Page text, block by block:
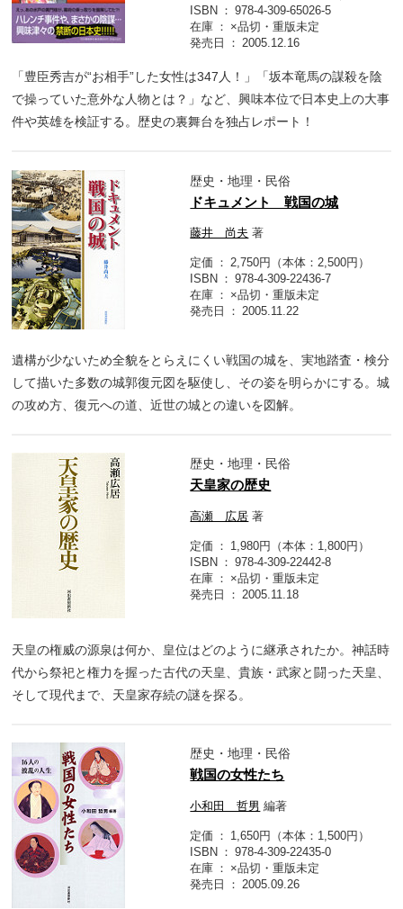
ISBN
978-4-309-65026-5
在庫
×品切・重版未定
発売日
2005.12.16
「豊臣秀吉が“お相手”した女性は347人！」「坂本竜馬の謀殺を陰
で操っていた意外な人物とは？」など、興味本位で日本史上の大事
件や英雄を検証する。歴史の裏舞台を独占レポート！
歴史・地理・民俗
ドキュメント 戦国の城
藤井 尚夫 著
定価
2,750円（本体：2,500円）
ISBN
978-4-309-22436-7
在庫
×品切・重版未定
発売日
2005.11.22
遺構が少ないため全貌をとらえにくい戦国の城を、実地踏査・検分
して描いた多数の城郭復元図を駆使し、その姿を明らかにする。城
の攻め方、復元への道、近世の城との違いを図解。
歴史・地理・民俗
天皇家の歴史
高瀬 広居 著
定価
1,980円（本体：1,800円）
ISBN
978-4-309-22442-8
在庫
×品切・重版未定
発売日
2005.11.18
天皇の権威の源泉は何か、皇位はどのように継承されたか。神話時
代から祭祀と権力を握った古代の天皇、貴族・武家と闘った天皇、
そして現代まで、天皇家存続の謎を探る。
歴史・地理・民俗
戦国の女性たち
小和田 哲男 編著
定価
1,650円（本体：1,500円）
ISBN
978-4-309-22435-0
在庫
×品切・重版未定
発売日
2005.09.26